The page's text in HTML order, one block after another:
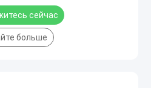
сейчас
больше